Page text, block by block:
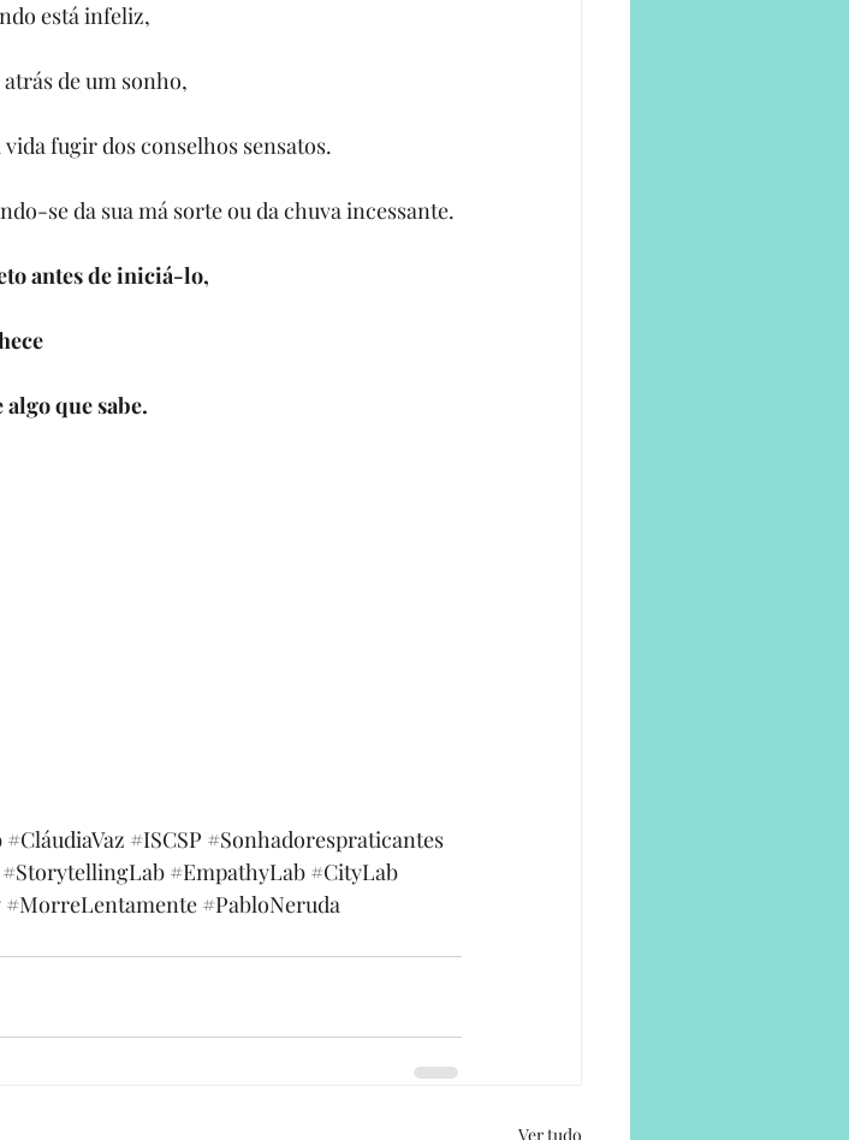
está infeliz,
de um sonho,
fugir dos conselhos sensatos.
se da sua má sorte ou da chuva incessante.
antes de iniciá-lo,
que sabe.
#CláudiaVaz #ISCSP #Sonhadorespraticantes
#StorytellingLab #EmpathyLab #CityLab
#MorreLentamente #PabloNeruda
Ver tudo